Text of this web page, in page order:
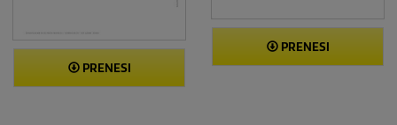
PRENESI
PRENESI